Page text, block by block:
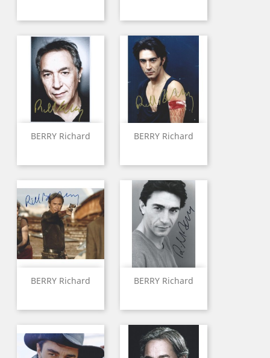
BERRY Richard BERRY Richard
BERRY Richard BERRY Richard